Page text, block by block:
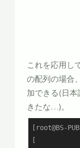
これを応用し
の配列の場合
加できる(日本
きたな…)。
[root@BS-
[